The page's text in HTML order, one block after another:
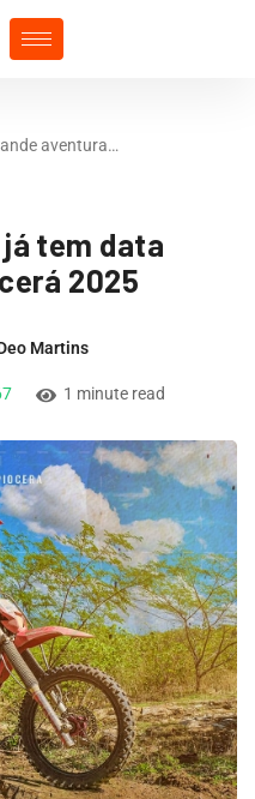
aventura…
tem data
2025
Martins
1 minute read